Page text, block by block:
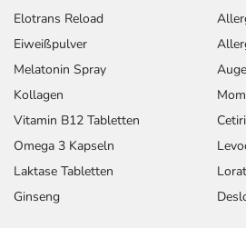
Elotrans Reload
Eiweißpulver
Melatonin Spray
Kollagen
Vitamin B12 Tabletten
Omega 3 Kapseln
Laktase Tabletten
Ginseng